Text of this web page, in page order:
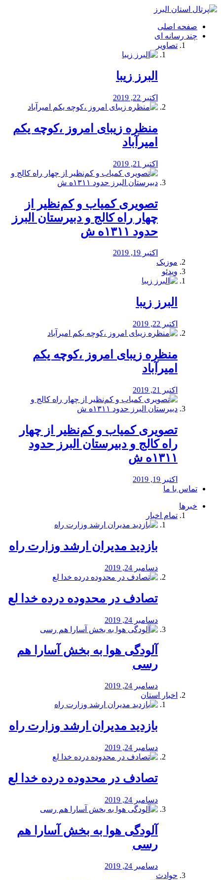
فصد
شرق
تهران
خشکشویی
صفحه اصلی
چند رسانه ای
تصاویر
البرز زیبا
اکتبر 22, 2019
منظره‌‌ زیبای امروز ،کوچه یکم
امیرآباد
اکتبر 21, 2019
️تصویری کمیاب و کم‌نظیر از
چهار راه كالج و دبيرستان البرز
حدود ۱۳۱۱ه ش
اکتبر 19, 2019
موزیک
ویدئو
البرز زیبا
اکتبر 22, 2019
منظره‌‌ زیبای امروز ،کوچه یکم
امیرآباد
اکتبر 21, 2019
️تصویری کمیاب و کم‌نظیر از چهار
راه كالج و دبيرستان البرز حدود
۱۳۱۱ه ش
اکتبر 19, 2019
تماس با ما
خبرها
تمام اخبار
بازدید مدیران ارشد وزارت راه
دسامبر 24, 2019
تصادف در محدوده درده خدا لع
دسامبر 24, 2019
آلودگی هوا به بخش آسارا هم
رسی
دسامبر 24, 2019
اخبار استان
بازدید مدیران ارشد وزارت راه
دسامبر 24, 2019
تصادف در محدوده درده خدا لع
دسامبر 24, 2019
آلودگی هوا به بخش آسارا هم
رسی
دسامبر 24, 2019
حوادث